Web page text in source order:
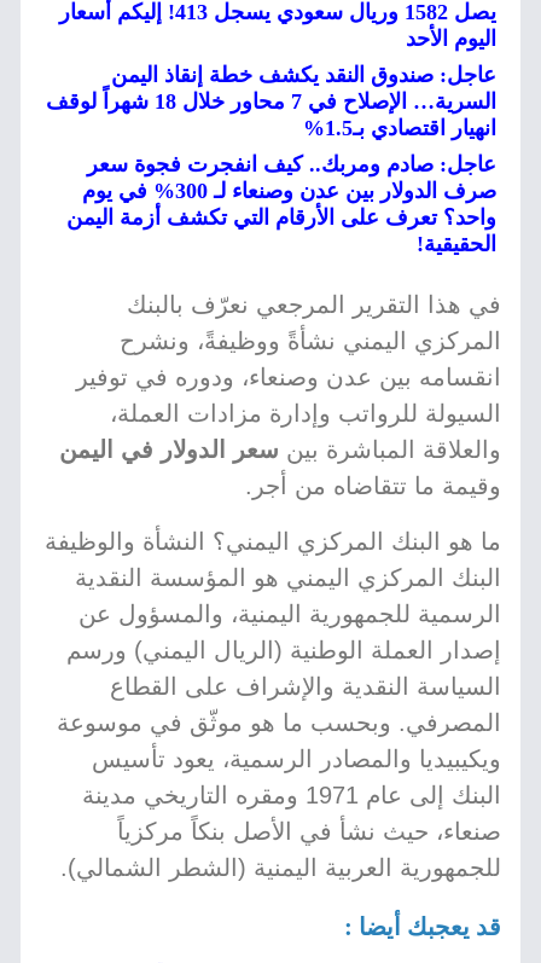
يصل 1582 وريال سعودي يسجل 413! إليكم أسعار
اليوم الأحد
عاجل: صندوق النقد يكشف خطة إنقاذ اليمن
السرية… الإصلاح في 7 محاور خلال 18 شهراً لوقف
انهيار اقتصادي بـ1.5%
عاجل: صادم ومربك.. كيف انفجرت فجوة سعر
صرف الدولار بين عدن وصنعاء لـ 300% في يوم
واحد؟ تعرف على الأرقام التي تكشف أزمة اليمن
الحقيقية!
في هذا التقرير المرجعي نعرّف بالبنك
المركزي اليمني نشأةً ووظيفةً، ونشرح
انقسامه بين عدن وصنعاء، ودوره في توفير
السيولة للرواتب وإدارة مزادات العملة،
والعلاقة المباشرة بين سعر الدولار في اليمن
وقيمة ما تتقاضاه من أجر.
ما هو البنك المركزي اليمني؟ النشأة والوظيفة
البنك المركزي اليمني هو المؤسسة النقدية
الرسمية للجمهورية اليمنية، والمسؤول عن
إصدار العملة الوطنية (الريال اليمني) ورسم
السياسة النقدية والإشراف على القطاع
المصرفي. وبحسب ما هو موثّق في موسوعة
ويكيبيديا والمصادر الرسمية، يعود تأسيس
البنك إلى عام 1971 ومقره التاريخي مدينة
صنعاء، حيث نشأ في الأصل بنكاً مركزياً
للجمهورية العربية اليمنية (الشطر الشمالي).
قد يعجبك أيضا :